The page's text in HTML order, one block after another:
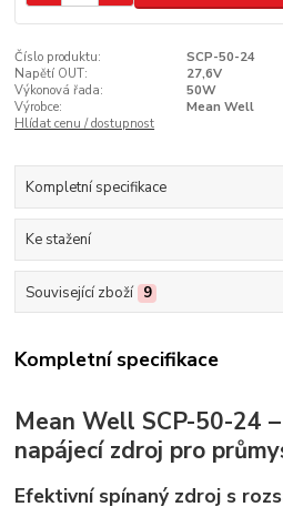
Číslo produktu:
SCP-50-24
Napětí OUT:
27,6V
Výkonová řada:
50W
Výrobce:
Mean Well
Hlídat cenu / dostupnost
Kompletní specifikace
Ke stažení
Související zboží 9
Kompletní specifikace
Mean Well SCP-50-24
napájecí zdroj pro
Efektivní spínaný zdroj s